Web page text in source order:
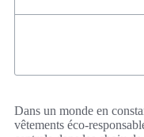
Dans un monde en
vêtements éco-